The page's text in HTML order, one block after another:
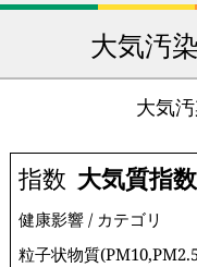
大気汚
大気
指数 大気質指
健康影響 / カテゴリ
粒子状物質